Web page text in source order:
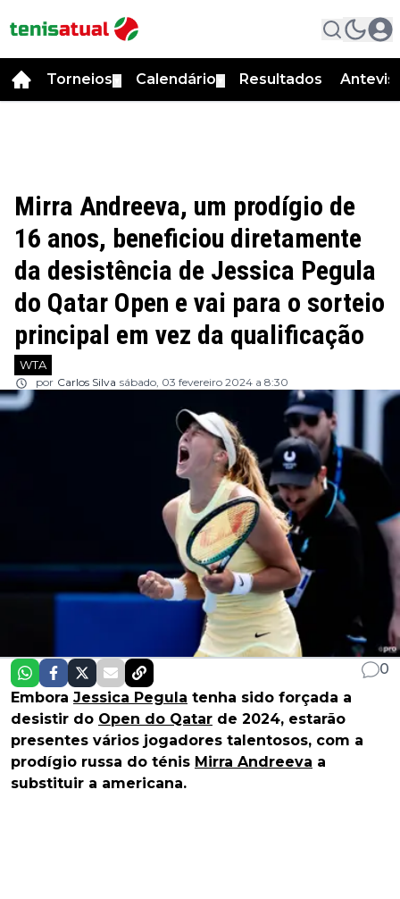
Torneios Calendário Resultados
Mirra Andreeva, um prodígio de
16 anos, beneficiou diretamente
da desistência de Jessica Pegula
do Qatar Open e vai para o sorteio
principal em vez da qualificação
WTA
por Carlos Silva sábado, 03 fevereiro 2024 a 8:30
0
Embora Jessica Pegula tenha sido forçada a
desistir do Open do Qatar de 2024, estarão
presentes vários jogadores talentosos, com a
prodígio russa do ténis Mirra Andreeva a
substituir a americana.